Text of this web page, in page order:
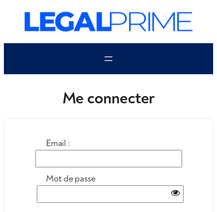
contenu
Me connecter
Email :
Mot de passe